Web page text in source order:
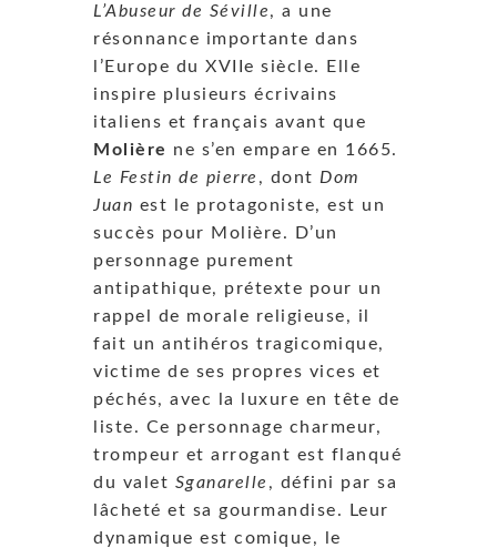
L’Abuseur de Séville, a une
résonnance importante dans
l’Europe du XVIIe siècle. Elle
inspire plusieurs écrivains
italiens et français avant que
Molière ne s’en empare en 1665.
Le Festin de pierre , dont Dom
Juan est le protagoniste, est un
succès pour Molière. D’un
personnage purement
antipathique, prétexte pour un
rappel de morale religieuse, il
fait un antihéros tragicomique,
victime de ses propres vices et
péchés, avec la luxure en tête de
liste. Ce personnage charmeur,
trompeur et arrogant est flanqué
du valet Sganarelle , défini par sa
lâcheté et sa gourmandise. Leur
dynamique est comique, le